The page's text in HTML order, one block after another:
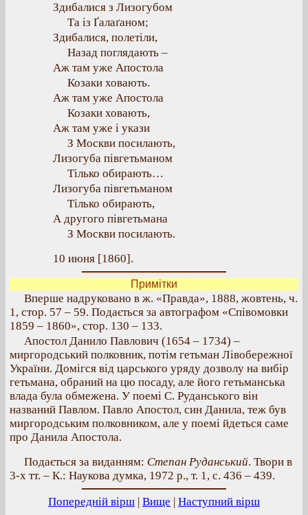
Здибалися з Лизогубом
Та із Ґалаґаном;
Здибалися, полетіли,
Назад поглядають –
Аж там уже Апостола
Козаки ховають.
Аж там уже Апостола
Козаки ховають,
Аж там уже і укази
З Москви посилають,
Лизогуба півгетьманом
Тілько обирають…
Лизогуба півгетьманом
Тілько обирають,
А другого півгетьмана
З Москви посилають.
10 июня [1860].
Примітки
Вперше надруковано в ж. «Правда», 1888, жовтень, ч.
1, стор. 57 – 59. Подається за автографом «Співомовки
1859 – 1860», стор. 130 – 133.
Апостол Данило Павлович (1654 – 1734) –
миргородський полковник, потім гетьман Лівобережної
України. Домігся від царського уряду дозволу на вибір
гетьмана, обраний на цю посаду, але його гетьманська
влада була обмежена. У поемі С. Руданського він
названий Павлом. Павло Апостол, син Данила, теж був
миргородським полковником, але у поемі йдеться саме
про Данила Апостола.
Подається за виданням: Степан Руданський. Твори в
3-х тт. – К.: Наукова думка, 1972 р., т. 1, с. 436 – 439.
Попередній вірш | Вище | Наступний вірш